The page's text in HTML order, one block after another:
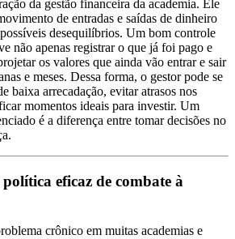
da gestão financeira da academia. Ele
de entradas e saídas de dinheiro
desequilíbrios. Um bom controle
não apenas registrar o que já foi pago e
os valores que ainda vão entrar e sair
e meses. Dessa forma, o gestor pode se
baixa arrecadação, evitar atrasos nos
momentos ideais para investir. Um
é a diferença entre tomar decisões no
eficaz de combate à
crônico em muitas academias e